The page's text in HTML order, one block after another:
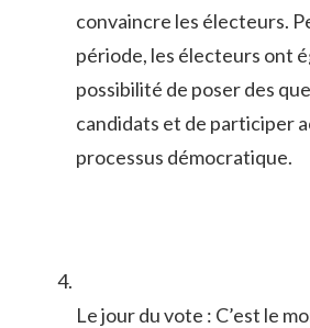
convaincre les électeurs.
période,⁢ les électeurs ont
possibilité⁤ de poser des
candidats et de participer
processus démocratique.
Le jour du ​vote :‌ C’est le